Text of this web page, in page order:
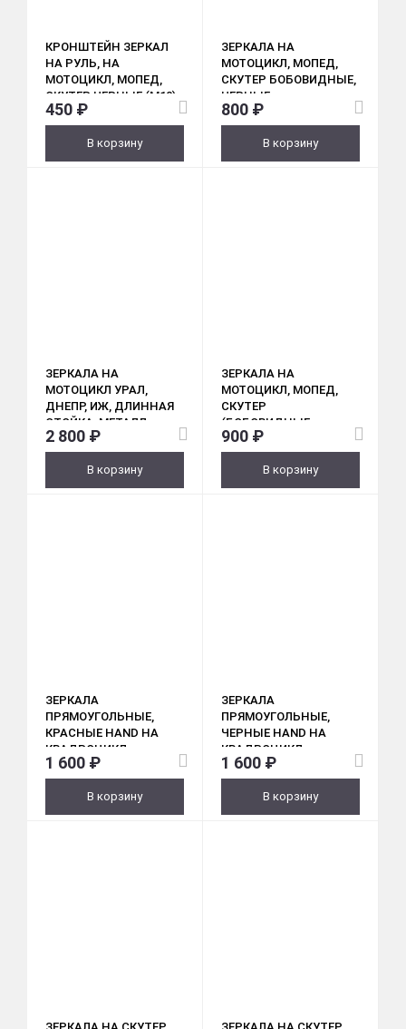
КРОНШТЕЙН ЗЕРКАЛ
НА РУЛЬ, НА
МОТОЦИКЛ, МОПЕД,
СКУТЕР ЧЕРНЫЕ (M10)
ПАРА
450 ₽
В корзину
ЗЕРКАЛА НА
МОТОЦИКЛ, МОПЕД,
СКУТЕР БОБОВИДНЫЕ,
ЧЕРНЫЕ,
ПЛАСТИКОВЫЕ (026) М8
800 ₽
В корзину
ЗЕРКАЛА НА
МОТОЦИКЛ УРАЛ,
ДНЕПР, ИЖ, ДЛИННАЯ
СТОЙКА, МЕТАЛЛ,
ХРОМ (М10)
2 800 ₽
В корзину
ЗЕРКАЛА НА
МОТОЦИКЛ, МОПЕД,
СКУТЕР
(БОБОВИДНЫЕ,
ЧЕРНЫЕ) М10
900 ₽
В корзину
ЗЕРКАЛА
ПРЯМОУГОЛЬНЫЕ,
КРАСНЫЕ HAND НА
КВАДРОЦИКЛ,
МОТОЦИКЛ, МОПЕД,
СКУТЕР
1 600 ₽
В корзину
ЗЕРКАЛА
ПРЯМОУГОЛЬНЫЕ,
ЧЕРНЫЕ HAND НА
КВАДРОЦИКЛ,
МОТОЦИКЛ, МОПЕД,
СКУТЕР
1 600 ₽
В корзину